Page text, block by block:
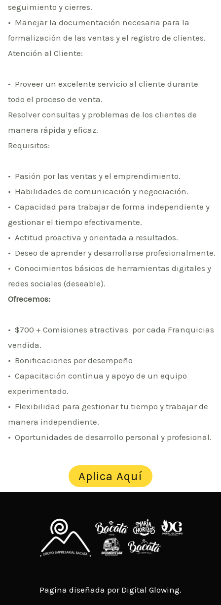
seguimiento y cierres.
•⁠ ⁠Manejar la documentación necesaria para la
formalización de las ventas y el registro de clientes.
Atención al Cliente:
•⁠ ⁠Proveer un excelente servicio al cliente durante
todo el proceso de venta.
Resolver consultas y problemas de los clientes de
manera rápida y eficaz.
Requisitos:
•⁠ ⁠Pasión por las ventas y el emprendimiento.
•⁠ ⁠Habilidades de comunicación y negociación.
•⁠ ⁠Capacidad para trabajar de forma independiente y
gestionar el tiempo efectivamente.
•⁠ ⁠Actitud proactiva y orientada a resultados.
•⁠ ⁠Deseo de aprender y desarrollarse profesionalmente.
•⁠ ⁠Conocimientos básicos de herramientas digitales y
redes sociales (deseable).
Ofrecemos:
•⁠ $700 + ⁠Comisiones atractivas por cada Franquicias
vendida.
•⁠ ⁠Bonificaciones por desempeño
•⁠ ⁠Capacitación continua y apoyo de un equipo
experimentado.
•⁠ ⁠Flexibilidad para gestionar tu tiempo y trabajar de
manera independiente.
•⁠ ⁠Oportunidades de desarrollo personal y profesional.
Aplica Aquí
Pagina diseñada por Digital Glowing.